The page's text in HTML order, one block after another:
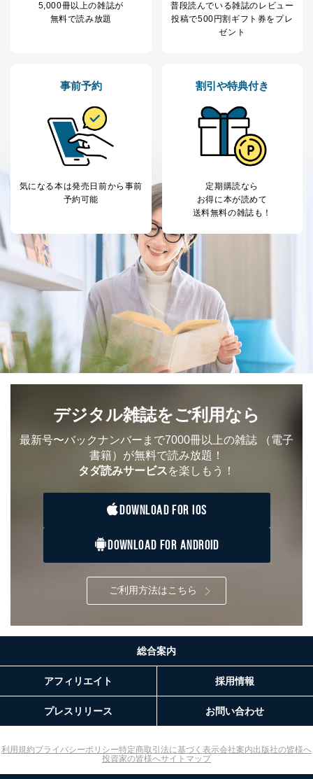
開示対象個人情報については、保有個人データの本人ま
たはその代理人からの利用目的の通知、開示、変更等
個人情報は「マイページ」にログインしていただくこと
で、訂正、追加、変更を行っていただくことが出来ま
す。マイページをご利用いただけない方、その他の方に
つきましては、下記Aをご覧ください。 また、ご登録い
ただいた個人情報のうち、市町村などの名称および郵便
番号、金融機関の名称あるいはクレジットカードの有効
期限など、商品のお届けやご請求を行う上で支障がある
せていただく場合があります。
A.開示等の求めの申し出先、提出していただく書面等
開示等の求めは、電話又は電子メールにて下記までお申
し付けください。開示等の求めに際して提出していただ
く書面等については、その際にご案内いたします。
TEL:0570-200-223
株式会社富士山マガジンサービス 個人情報問い合わせ
係
受付時間：10:00～17:00（土、日、祝、年末年始休業）
■電子メールによる場合
e-mail：
cs@fujisan.co.jp
B.開示等の対応に際して、以下記載の項目のうち2項目
商品を購入された個人のお客様：氏名、住所、電話番
号、顧客番号、メールアドレス
商品を購入された法人のお客様：氏名、会社名、部署
名、会社住所、電話番号、顧客番号、メールアドレス
採用に応募された方：氏名、住所、所属学校（会社）
株主様：氏名、住所、（会社名）
C.代理人様による開示等のご請求
開示等のご請求をすることについて代理人に委任する場
合は、前項の書類に加えて、下記書類をご同封くださ
録証明書を添付してください。
代理人様が親権者などの法定代理人の場合は、委任
状に代えて、ご本人様との関係がわかる戸籍謄本も
しくは抄本、または住民票をご提出いただくことも
可能です。
下記書類のうち、いずれかを同封してください。
（本籍地を塗りつぶしたものをご用意下さい。）
・住民票の写し
・健康保険証の被保険者証の写し
D.手数料について
5,000冊以上の雑誌が
無料で読み放題
普段読んでいる雑誌のレビュー
投稿で500円割ギフト券をプレ
ゼント
事前予約
気になる本は発売日前から事前
予約可能
割引や特典付き
定期購読なら
お得に本が読めて
送料無料の雑誌も！
デジタル雑誌をご利用なら
最新号〜バックナンバーまで7000冊以上の雑誌 （電子
書籍）が無料で読み放題！
タダ読みサービスを楽しもう！
DOWNLOAD FOR IOS
DOWNLOAD FOR ANDROID
ご利用方法はこちら
総合案内
アフィリエイト 採用情報
プレスリリース お問い合わせ
利用規約プライバシーポリシー特定商取引法に基づく表示会社案内出版社の皆様へ
投資家の皆様へサイトマップ